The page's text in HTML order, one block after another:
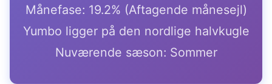
Månefase: 19.2% (Aftagende månesejl)
Yumbo ligger på den nordlige halvkugle
Nuværende sæson: Sommer